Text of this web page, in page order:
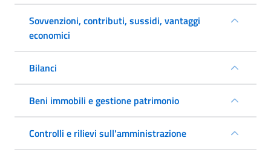
Sovvenzioni, contributi, sussidi, vantaggi
economici
Bilanci
Beni immobili e gestione patrimonio
Controlli e rilievi sull'amministrazione